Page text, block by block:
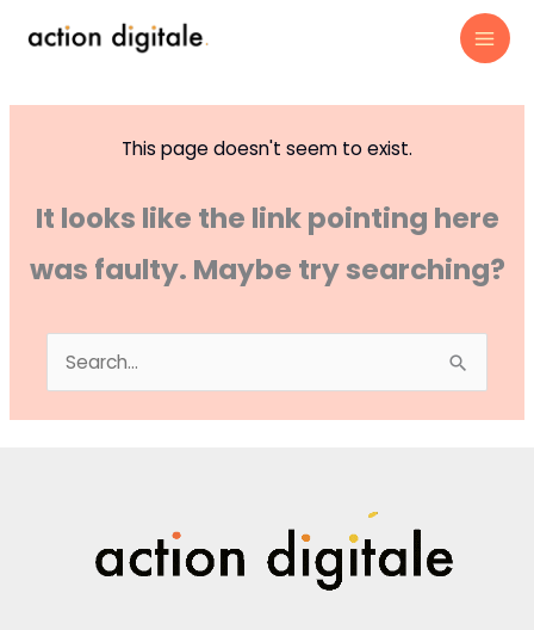
This page doesn't seem to exist.
It looks like the link pointing here
was faulty. Maybe try searching?
Search
for: